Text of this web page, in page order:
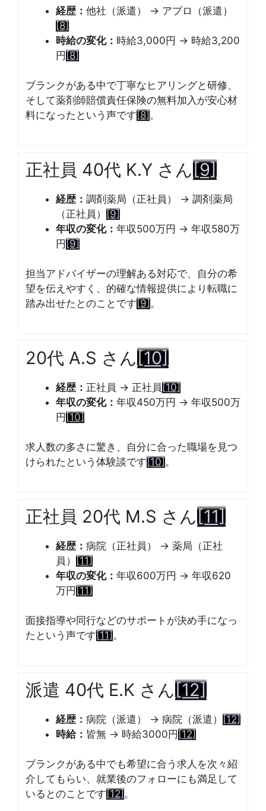
経歴： 他社（派遣） → アプロ（派遣）
[8]
時給の変化： 時給3,000円 → 時給3,200
円[8]
ブランクがある中で丁寧なヒアリングと研修、
そして薬剤師賠償責任保険の無料加入が安心材
料になったという声です[8]。
正社員 40代 K.Y さん[9]
経歴： 調剤薬局（正社員） → 調剤薬局
（正社員） [9]
年収の変化： 年収500万円 → 年収580万
円[9]
担当アドバイザーの理解ある対応で、自分の希
望を伝えやすく、的確な情報提供により転職に
踏み出せたとのことです[9]。
20代 A.S さん[10]
経歴： 正社員 → 正社員[10]
年収の変化： 年収450万円 → 年収500万
円[10]
求人数の多さに驚き、自分に合った職場を見つ
けられたという体験談です[10]。
正社員 20代 M.S さん[11]
経歴： 病院（正社員） → 薬局（正社
員） [11]
年収の変化： 年収600万円 → 年収620
万円[11]
面接指導や同行などのサポートが決め手になっ
たという声です[11]。
派遣 40代 E.K さん[12]
経歴： 病院（派遣） → 病院（派遣） [12]
時給： 皆無 → 時給3000円[12]
ブランクがある中でも希望に合う求人を次々紹
介してもらい、就業後のフォローにも満足して
いるとのことです[12]。